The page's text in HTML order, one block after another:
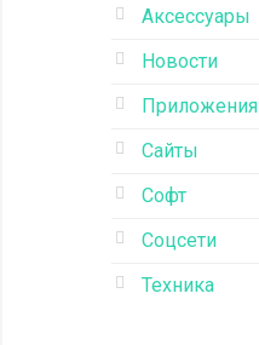
Аксессуары
Новости
Приложения
Сайты
Софт
Соцсети
Техника